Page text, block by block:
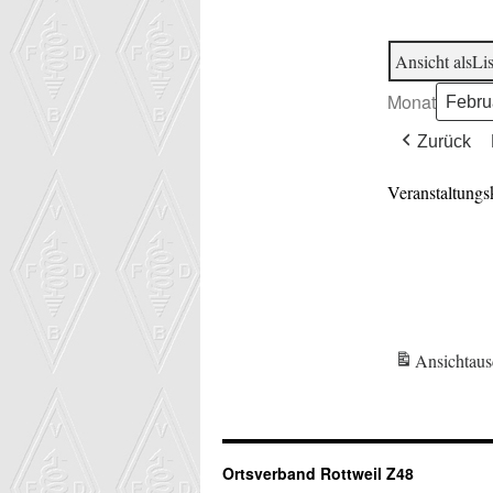
Ansicht als
Monat
Zurück
Ansicht
Ortsverband Rottweil Z48